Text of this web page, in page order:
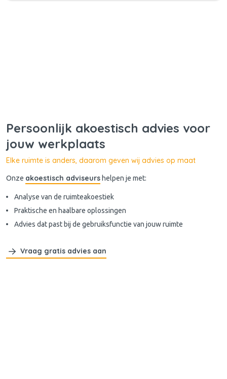
Persoonlijk akoestisch advies voor
jouw werkplaats
Elke ruimte is anders, daarom geven wij advies op maat
Onze akoestisch adviseurshelpen je met:
Analyse van de ruimteakoestiek
Praktische en haalbare oplossingen
Advies dat past bij de gebruiksfunctie van jouw ruimte
Vraag gratis advies aan